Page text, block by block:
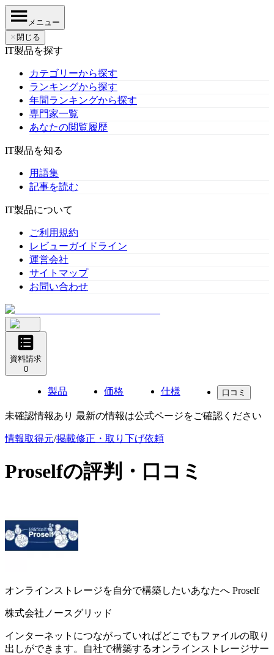
メニュー
✕ 閉じる
IT製品を探す
カテゴリーから探す
ランキングから探す
年間ランキングから探す
専門家一覧
あなたの閲覧履歴
IT製品を知る
用語集
記事を読む
IT製品について
ご利用規約
レビューガイドライン
運営会社
サイトマップ
お問い合わせ
資料請求
0
製品 価格 仕様 口コミ
未確認情報あり 最新の情報は公式ページをご確認ください
情報取得元/掲載修正・取り下げ依頼
Proselfの評判・口コミ
オンラインストレージを自分で構築したいあなたへ Proself
株式会社ノースグリッド
インターネットにつながっていればどこでもファイルの取り
出しができます。自社で構築するオンラインストレージサー